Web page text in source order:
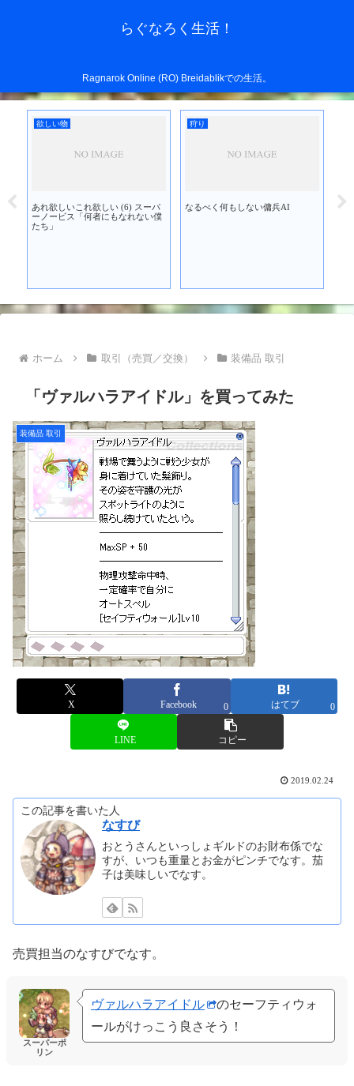
らぐなろく生活！
Ragnarok Online (RO) Breidablikでの生活。
欲しい物
あれ欲しいこれ欲しい (6) スーパ
ーノービス「何者にもなれない僕
たち」
狩り
なるべく何もしない傭兵AI
あ
ホーム 取引（売買／交換） 装備品 取引
「ヴァルハラアイドル」を買ってみた
装備品 取引
X Facebook 0 はてブ 0
LINE コピー
2019.02.24
この記事を書いた人
なすび
おとうさんといっしょギルドのお財布係でな
すが、いつも重量とお金がピンチでなす。茄
子は美味しいでなす。
売買担当のなすびでなす。
スーパーポ
リン
ヴァルハラアイドル
のセーフティウォ
ールがけっこう良さそう！